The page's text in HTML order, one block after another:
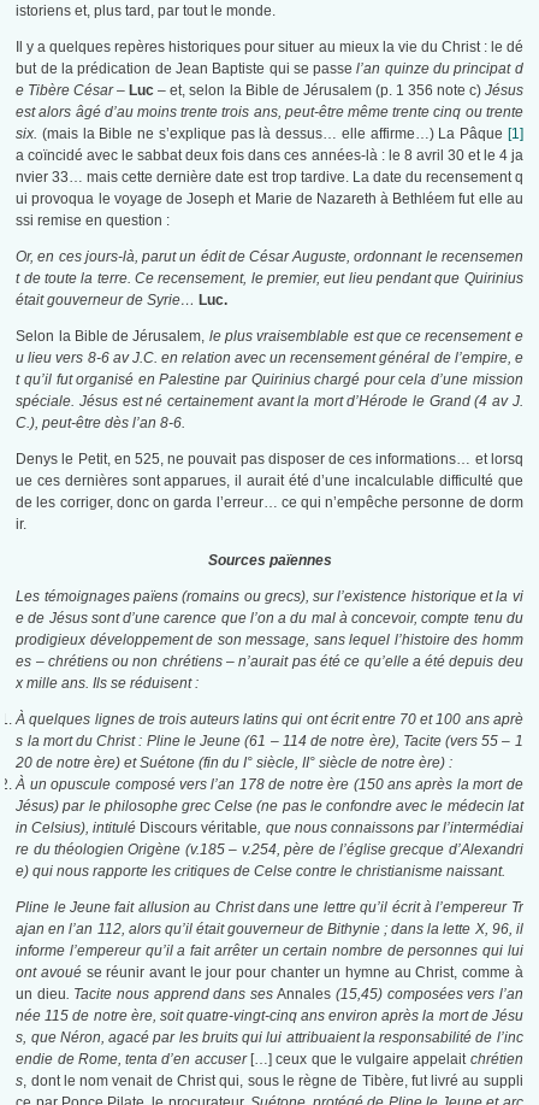
istoriens et, plus tard, par tout le monde.
Il y a quelques repères historiques pour situer au mieux la vie du Christ : le dé
but de la prédication de Jean Baptiste qui se passel’an quinze du principat d
e Tibère César – Luc– et, selon la Bible de Jérusalem (p. 1 356 note c) Jésus
est alors âgé d’au moins trente trois ans, peut-être même trente cinq ou trente
six. (mais la Bible ne s’explique pas là dessus… elle affirme…) La Pâque [1]
a coïncidé avec le sabbat deux fois dans ces années-là : le 8 avril 30 et le 4 ja
nvier 33… mais cette dernière date est trop tardive. La date du recensement q
ui provoqua le voyage de Joseph et Marie de Nazareth à Bethléem fut elle au
ssi remise en question :
Or, en ces jours-là, parut un édit de César Auguste, ordonnant le recensemen
t de toute la terre. Ce recensement, le premier, eut lieu pendant que Quirinius
était gouverneur de Syrie… Luc.
Selon la Bible de Jérusalem, le plus vraisemblable est que ce recensement e
u lieu vers 8-6 av J.C. en relation avec un recensement général de l’empire, e
t qu’il fut organisé en Palestine par Quirinius chargé pour cela d’une mission
spéciale. Jésus est né certainement avant la mort d’Hérode le Grand (4 av J.
C.), peut-être dès l’an 8-6.
Denys le Petit, en 525, ne pouvait pas disposer de ces informations… et lorsq
ue ces dernières sont apparues, il aurait été d’une incalculable difficulté que
de les corriger, donc on garda l’erreur… ce qui n’empêche personne de dorm
ir.
Sources païennes
Les témoignages païens (romains ou grecs), sur l’existence historique et la vi
e de Jésus sont d’une carence que l’on a du mal à concevoir, compte tenu du
prodigieux développement de son message, sans lequel l’histoire des homm
es – chrétiens ou non chrétiens – n’aurait pas été ce qu’elle a été depuis deu
x mille ans. Ils se réduisent :
À quelques lignes de trois auteurs latins qui ont écrit entre 70 et 100 ans aprè
s la mort du Christ : Pline le Jeune (61 – 114 de notre ère), Tacite (vers 55 – 1
20 de notre ère) et Suétone (fin du I° siècle, II° siècle de notre ère) :
À un opuscule composé vers l’an 178 de notre ère (150 ans après la mort de
Jésus) par le philosophe grec Celse (ne pas le confondre avec le médecin lat
in Celsius), intitulé Discours véritable, que nous connaissons par l’intermédiai
re du théologien Origène (v.185 – v.254, père de l’église grecque d’Alexandri
e) qui nous rapporte les critiques de Celse contre le christianisme naissant.
Pline le Jeune fait allusion au Christ dans une lettre qu’il écrit à l’empereur Tr
ajan en l’an 112, alors qu’il était gouverneur de Bithynie ; dans la lette X, 96, il
informe l’empereur qu’il a fait arrêter un certain nombre de personnes qui lui
ont avoué se réunir avant le jour pour chanter un hymne au Christ, comme à
un dieu. Tacite nous apprend dans sesAnnales (15,45) composées vers l’an
née 115 de notre ère, soit quatre-vingt-cinq ans environ après la mort de Jésu
s, que Néron, agacé par les bruits qui lui attribuaient la responsabilité de l’inc
endie de Rome, tenta d’en accuser […] ceux que le vulgaire appelait chrétien
s, dont le nom venait de Christ qui, sous le règne de Tibère, fut livré au suppli